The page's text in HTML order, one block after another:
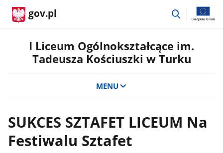
gov.pl
przejdź
I Liceum Ogólnokształcące im.
Tadeusza Kościuszki w Turku
MENU
SUKCES SZTAFET LICEUM Na
Festiwalu Sztafet